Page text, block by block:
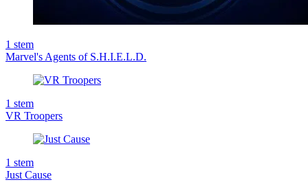
1 stem
Marvel's Agents of S.H.I.E.L.D.
1 stem
VR Troopers
1 stem
Just Cause